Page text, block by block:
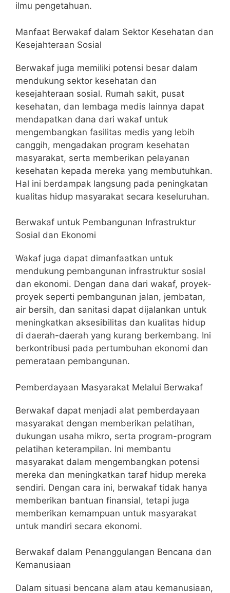
ilmu pengetahuan.
Manfaat Berwakaf dalam Sektor Kesehatan dan
Kesejahteraan Sosial
Berwakaf juga memiliki potensi besar dalam
mendukung sektor kesehatan dan
kesejahteraan sosial. Rumah sakit, pusat
kesehatan, dan lembaga medis lainnya dapat
mendapatkan dana dari wakaf untuk
mengembangkan fasilitas medis yang lebih
canggih, mengadakan program kesehatan
masyarakat, serta memberikan pelayanan
kesehatan kepada mereka yang membutuhkan.
Hal ini berdampak langsung pada peningkatan
kualitas hidup masyarakat secara keseluruhan.
Berwakaf untuk Pembangunan Infrastruktur
Sosial dan Ekonomi
Wakaf juga dapat dimanfaatkan untuk
mendukung pembangunan infrastruktur sosial
dan ekonomi. Dengan dana dari wakaf, proyek-
proyek seperti pembangunan jalan, jembatan,
air bersih, dan sanitasi dapat dijalankan untuk
meningkatkan aksesibilitas dan kualitas hidup
di daerah-daerah yang kurang berkembang. Ini
berkontribusi pada pertumbuhan ekonomi dan
pemerataan pembangunan.
Pemberdayaan Masyarakat Melalui Berwakaf
Berwakaf dapat menjadi alat pemberdayaan
masyarakat dengan memberikan pelatihan,
dukungan usaha mikro, serta program-program
pelatihan keterampilan. Ini membantu
masyarakat dalam mengembangkan potensi
mereka dan meningkatkan taraf hidup mereka
sendiri. Dengan cara ini, berwakaf tidak hanya
memberikan bantuan finansial, tetapi juga
memberikan kemampuan untuk masyarakat
untuk mandiri secara ekonomi.
Berwakaf dalam Penanggulangan Bencana dan
Kemanusiaan
Dalam situasi bencana alam atau kemanusiaan,